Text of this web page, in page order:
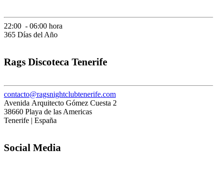
22:00 - 06:00 hora
365 Días del Año
Rags Discoteca Tenerife
contacto@ragsnightclubtenerife.com
Avenida Arquitecto Gómez Cuesta 2
38660 Playa de las Americas
Tenerife | España
Social Media